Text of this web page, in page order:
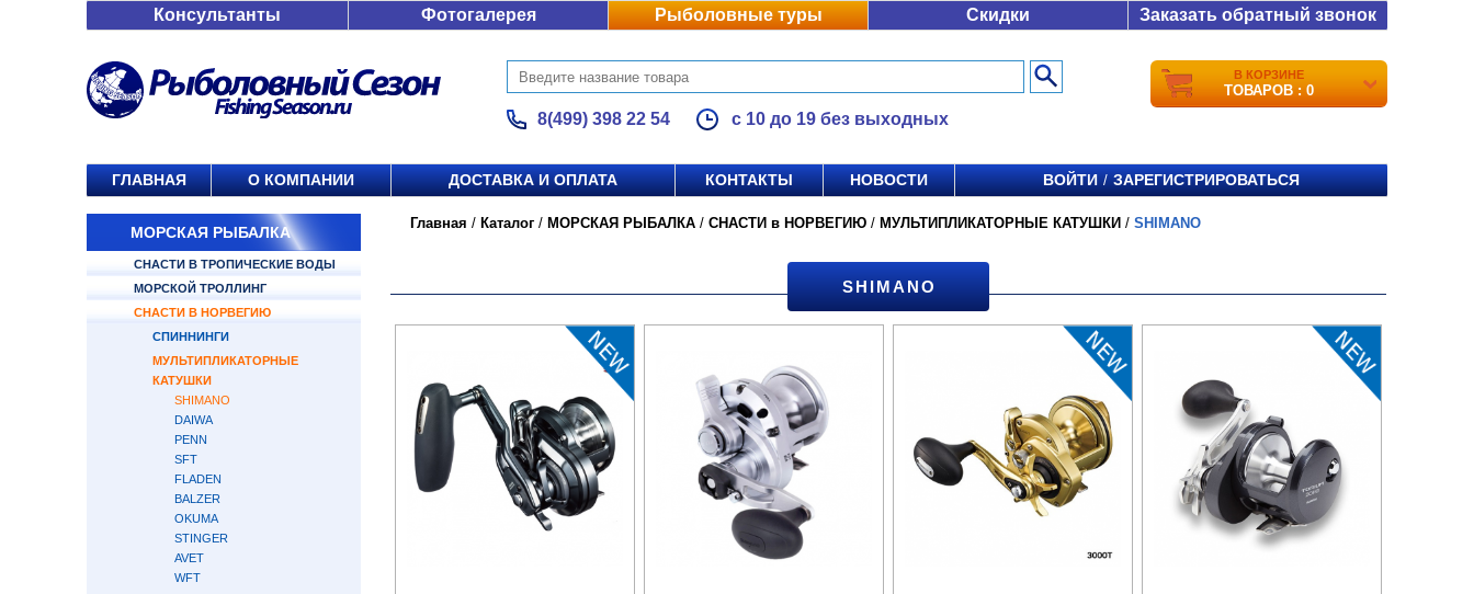
Консультанты Фотогалерея Рыболовные туры Скидки Заказать обратный звонок
8(499) 398 22 54 с 10 до 19 без выходных
В КОРЗИНЕ
ТОВАРОВ : 0
ГЛАВНАЯ О КОМПАНИИ ДОСТАВКА И ОПЛАТА КОНТАКТЫ НОВОСТИ ВОЙТИ / ЗАРЕГИСТРИРОВАТЬСЯ
МОРСКАЯ РЫБАЛКА
СНАСТИ В ТРОПИЧЕСКИЕ ВОДЫ
МОРСКОЙ ТРОЛЛИНГ
СНАСТИ В НОРВЕГИЮ
СПИННИНГИ
МУЛЬТИПЛИКАТОРНЫЕ
КАТУШКИ
SHIMANO
DAIWA
PENN
SFT
FLADEN
BALZER
OKUMA
STINGER
AVET
WFT
Главная / Каталог / МОРСКАЯ РЫБАЛКА / СНАСТИ в НОРВЕГИЮ / МУЛЬТИПЛИКАТОРНЫЕ КАТУШКИ / SHIMANO
SHIMANO